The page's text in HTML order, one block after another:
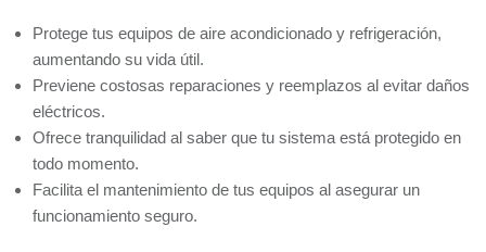
Protege tus equipos de aire acondicionado y refrigeración,
aumentando su vida útil.
Previene costosas reparaciones y reemplazos al evitar daños
eléctricos.
Ofrece tranquilidad al saber que tu sistema está protegido en
todo momento.
Facilita el mantenimiento de tus equipos al asegurar un
funcionamiento seguro.